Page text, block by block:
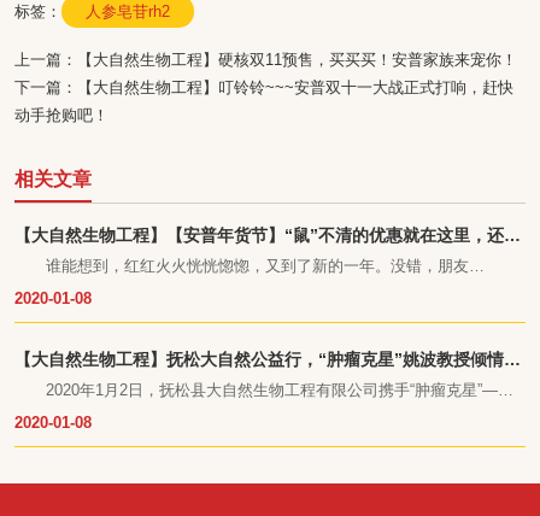
标签： 人参皂苷rh2
上一篇：
【大自然生物工程】硬核双11预售，买买买！安普家族来宠你！
下一篇：
【大自然生物工程】叮铃铃~~~安普双十一大战正式打响，赶快
动手抢购吧！
相关文章
2020-01-08
【大自然生物工程】【安普年货节】“鼠”不清的优惠就在这里，还等
啥呢？
谁能想到，红红火火恍恍惚惚，又到了新的一年。没错，朋友
们!!2020就这么悄然的到来了!话不多说，先给您拜个早年hhhh~
2020-01-08
【大自然生物工程】抚松大自然公益行，“肿瘤克星”姚波教授倾情讲
授癌症预防知识
2020年1月2日，抚松县大自然生物工程有限公司携手“肿瘤克星”—姚
波教授及义心堂连锁大药房共同举办了防癌抗癌专项公益讲座。义心堂医